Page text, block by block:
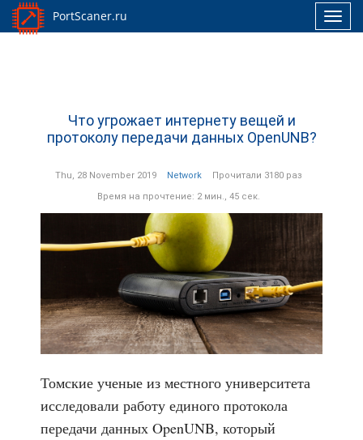
PortScaner.ru
Что угрожает интернету вещей и
протоколу передачи данных OpenUNB?
Thu, 28 November 2019 Network
Прочитали 3180 раз
Время на прочтение: 2 мин., 45 сек.
Томские ученые из местного университета
исследовали работу единого протокола
передачи данных OpenUNB, который